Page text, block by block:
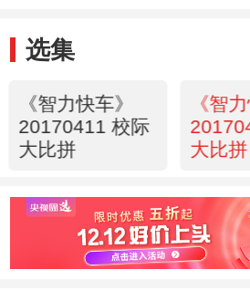
选集
《智力快车》
20170411 校际
大比拼
《智
大比拼